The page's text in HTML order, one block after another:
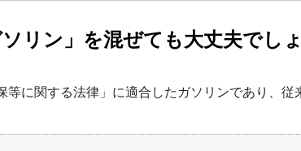
リン」を混ぜても大丈夫でし
に関する法律」に適合したガソリンであり、従